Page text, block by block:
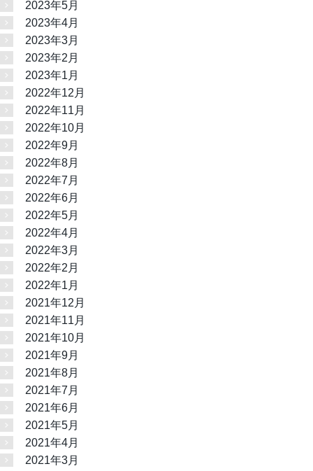
2023年5月
2023年4月
2023年3月
2023年2月
2023年1月
2022年12月
2022年11月
2022年10月
2022年9月
2022年8月
2022年7月
2022年6月
2022年5月
2022年4月
2022年3月
2022年2月
2022年1月
2021年12月
2021年11月
2021年10月
2021年9月
2021年8月
2021年7月
2021年6月
2021年5月
2021年4月
2021年3月